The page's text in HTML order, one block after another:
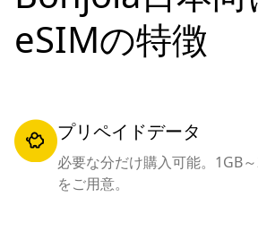
eSIMの特徴
プリペイドデータ
必要な分だけ購入可能。1GB
をご用意。